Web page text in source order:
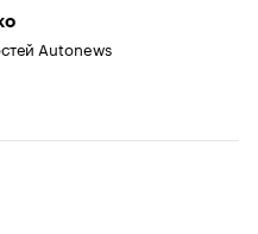
Autonews